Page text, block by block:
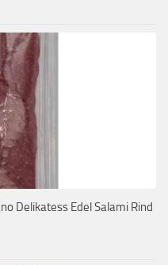
Delikatess Edel Salami Rind